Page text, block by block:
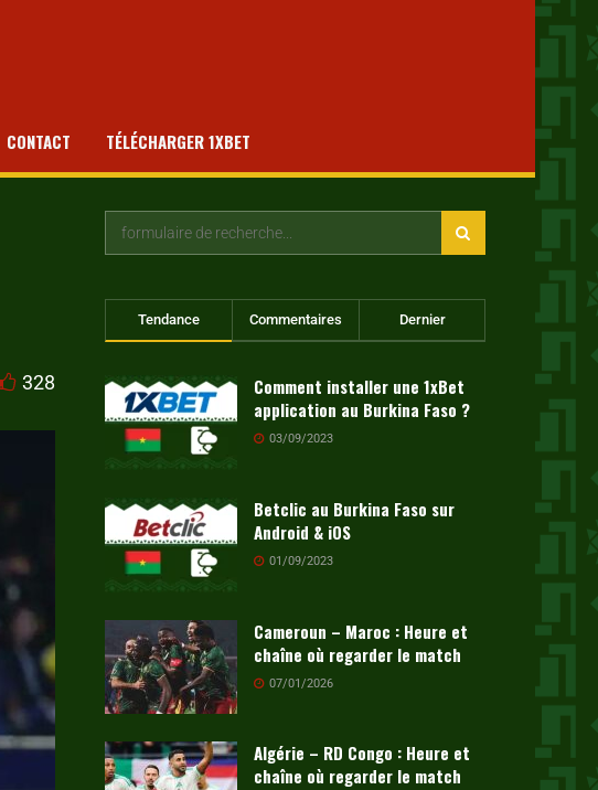
CONTACT TÉLÉCHARGER 1XBET
328
Tendance Commentaires Dernier
Comment installer une 1xBet
application au Burkina Faso ?
03/09/2023
Betclic au Burkina Faso sur
Android & iOS
01/09/2023
Cameroun – Maroc : Heure et
chaîne où regarder le match
07/01/2026
Algérie – RD Congo : Heure et
chaîne où regarder le match